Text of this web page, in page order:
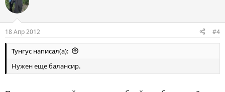
18 Апр 2012 #4
Тунгус написал(а):
Нужен еще балансир.